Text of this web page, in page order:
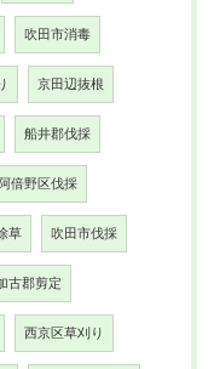
吹田市消毒
京田辺抜根
船井郡伐採
阿倍野区伐採
草 吹田市伐採
古郡剪定
西京区草刈り